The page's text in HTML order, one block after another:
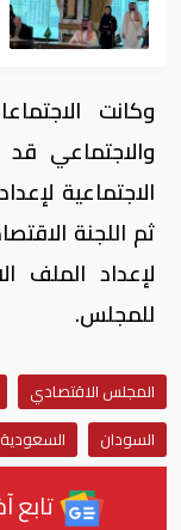
وكانت
والاجتماعي قد
الاجتماعية
ثم اللجنة
لإعداد الملف
للمجلس.
المجلس الاقتصادي
السودان
السعودية
تابع